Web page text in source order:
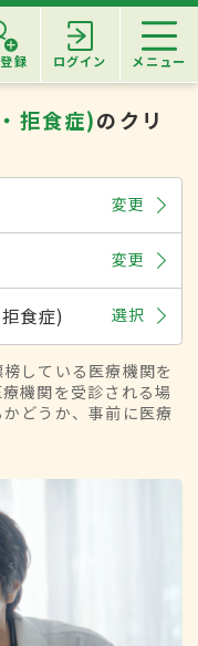
録 ログイン メニュー
拒食症)のクリ
変更
変更
食症) 選択
している医療機関を
機関を受診される場
どうか、事前に医療